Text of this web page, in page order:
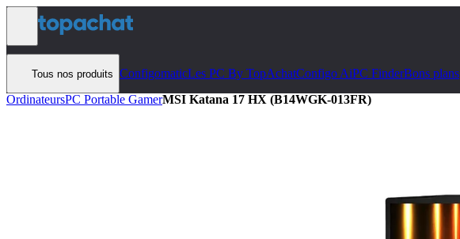
Aller au contenu
Tous nos produits ConfigomaticLes PC By TopAchatConfigo AiPC FinderBons plans
OrdinateursPC Portable GamerMSI Katana 17 HX (B14WGK-013FR)